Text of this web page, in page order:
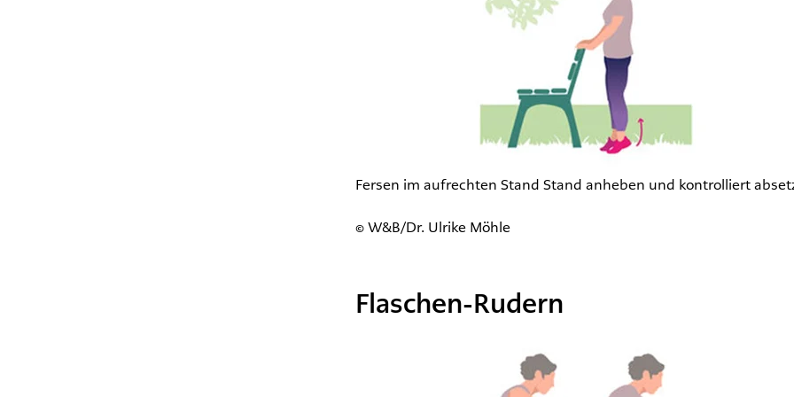
Fersen im aufrechten Stand Stand anheben und kontrolliert
© W&B/Dr. Ulrike Möhle
Flaschen-Rudern